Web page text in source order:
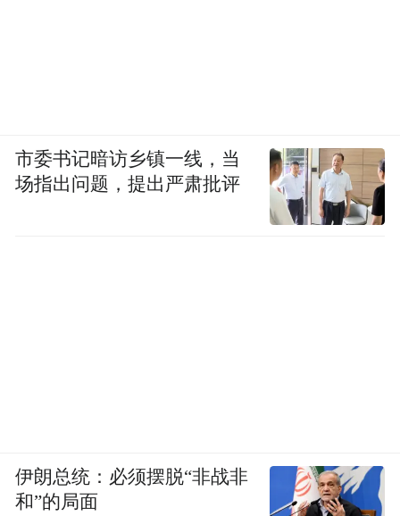
市委书记暗访乡镇一线，当
场指出问题，提出严肃批评
伊朗总统：必须摆脱“非战非
和”的局面